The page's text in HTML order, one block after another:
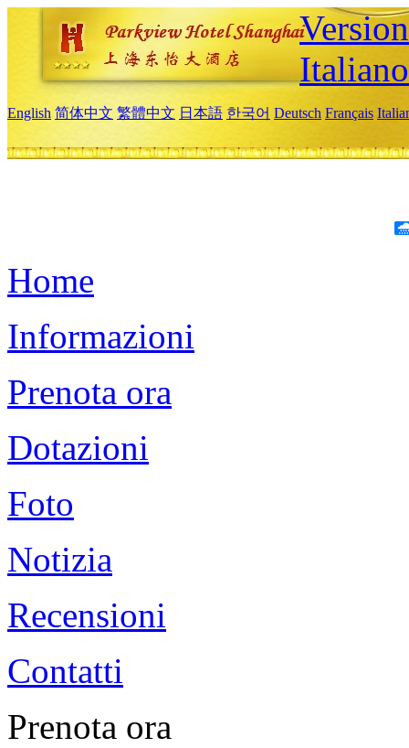
Italiano
English 简体中文 繁體中文 日本語 한국어 Deutsch Français
Home
Informazioni
Prenota ora
Dotazioni
Foto
Notizia
Recensioni
Contatti
Prenota ora